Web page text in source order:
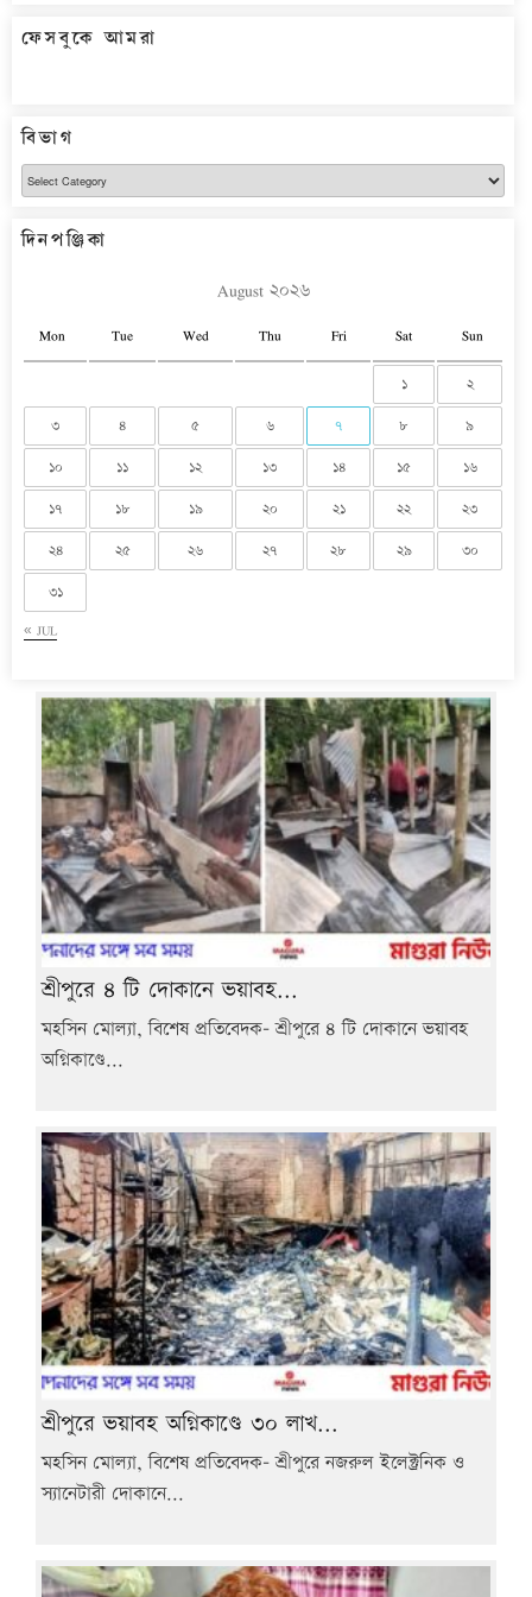
ফেসবুকে আমরা
বিভাগ
বিভাগ
দিনপঞ্জিকা
August ২০২৬
Mon Tue Wed Thu Fri Sat Sun
« JUL
১ ২
৩ ৪ ৫ ৬ ৭ ৮ ৯
১০ ১১ ১২ ১৩ ১৪ ১৫ ১৬
১৭ ১৮ ১৯ ২০ ২১ ২২ ২৩
২৪ ২৫ ২৬ ২৭ ২৮ ২৯ ৩০
৩১
শ্রীপুরে ৪ টি দোকানে ভয়াবহ...
মহসিন মোল্যা, বিশেষ প্রতিবেদক- শ্রীপুরে ৪ টি দোকানে ভয়াবহ
অগ্নিকাণ্ডে...
শ্রীপুরে ভয়াবহ অগ্নিকাণ্ডে ৩০ লাখ...
মহসিন মোল্যা, বিশেষ প্রতিবেদক- শ্রীপুরে নজরুল ইলেক্ট্রনিক ও
স্যানেটারী দোকানে...